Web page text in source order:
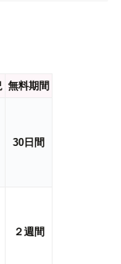
無料期間
30日間
２週間